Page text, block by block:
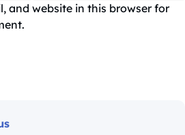
and website in this browser for